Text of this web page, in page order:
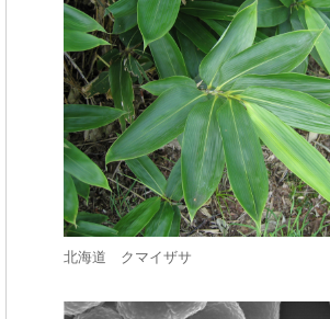
北海道 クマイザサ